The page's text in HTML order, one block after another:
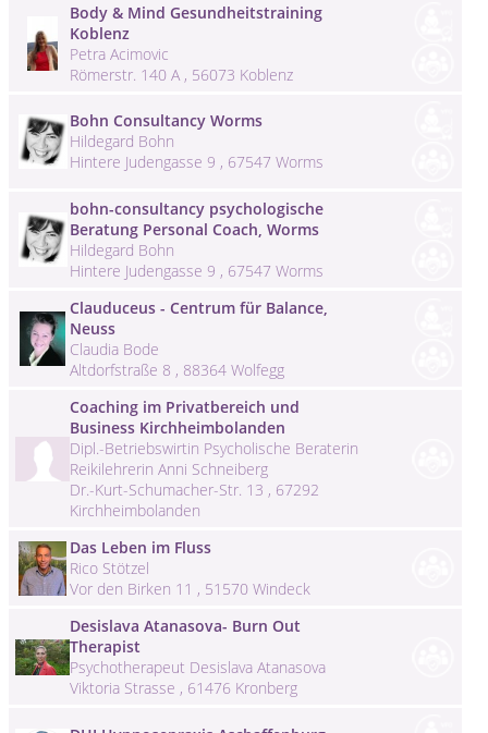
Body & Mind Gesundheitstraining
Koblenz
Petra Acimovic
Römerstr. 140 A , 56073 Koblenz
Bohn Consultancy Worms
Hildegard Bohn
Hintere Judengasse 9 , 67547 Worms
bohn-consultancy psychologische
Beratung Personal Coach, Worms
Hildegard Bohn
Hintere Judengasse 9 , 67547 Worms
Clauduceus - Centrum für Balance,
Neuss
Claudia Bode
Altdorfstraße 8 , 88364 Wolfegg
Coaching im Privatbereich und
Business Kirchheimbolanden
Dipl.-Betriebswirtin Psycholische Beraterin
Reikilehrerin Anni Schneiberg
Dr.-Kurt-Schumacher-Str. 13 , 67292
Kirchheimbolanden
Das Leben im Fluss
Rico Stötzel
Vor den Birken 11 , 51570 Windeck
Desislava Atanasova- Burn Out
Therapist
Psychotherapeut Desislava Atanasova
Viktoria Strasse , 61476 Kronberg